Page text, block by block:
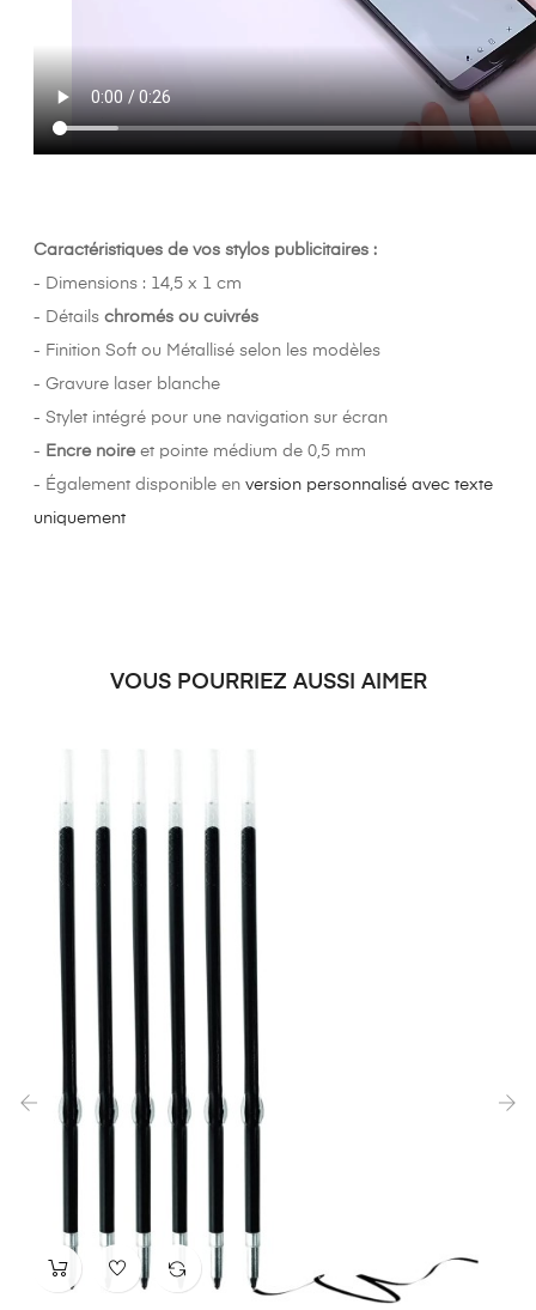
Caractéristiques de vos stylos publicitaires :
- Dimensions : 14,5 x 1 cm
- Détails chromés ou cuivrés
- Finition Soft ou Métallisé selon les modèles
- Gravure laser blanche
- Stylet intégré pour une navigation sur écran
- Encre noireet pointe médium de 0,5 mm
- Également disponible en version personnalisé avec texte
uniquement
VOUS POURRIEZ AUSSI AIMER